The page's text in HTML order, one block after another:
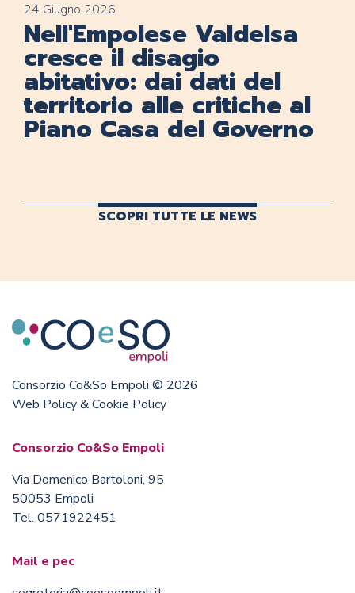
24 Giugno 2026
Nell'Empolese Valdelsa
cresce il disagio
abitativo: dai dati del
territorio alle critiche al
Piano Casa del Governo
SCOPRI TUTTE LE NEWS
Consorzio Co&So Empoli © 2026
Web Policy & Cookie Policy
Consorzio Co&So Empoli
Via Domenico Bartoloni, 95
50053 Empoli
Tel. 0571922451
Mail e pec